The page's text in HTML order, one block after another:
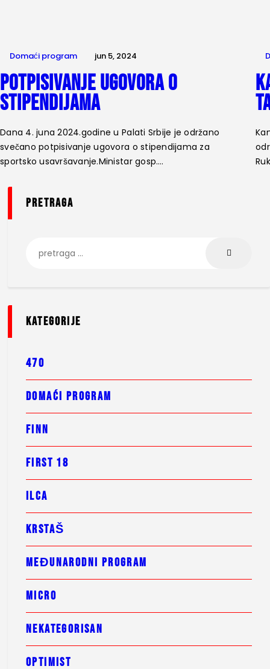
Domaći program jun 5, 2024
Potpisivanje ugovora o
stipendijama
Dana 4. juna 2024.godine u Palati Srbije je održano
svečano potpisivanje ugovora o stipendijama za
sportsko usavršavanje.Ministar gosp.…
pretraga
kategorije
470
DOMAĆI PROGRAM
FINN
FIRST 18
ILCA
KRSTAŠ
MEĐUNARODNI PROGRAM
MICRO
NEKATEGORISAN
OPTIMIST